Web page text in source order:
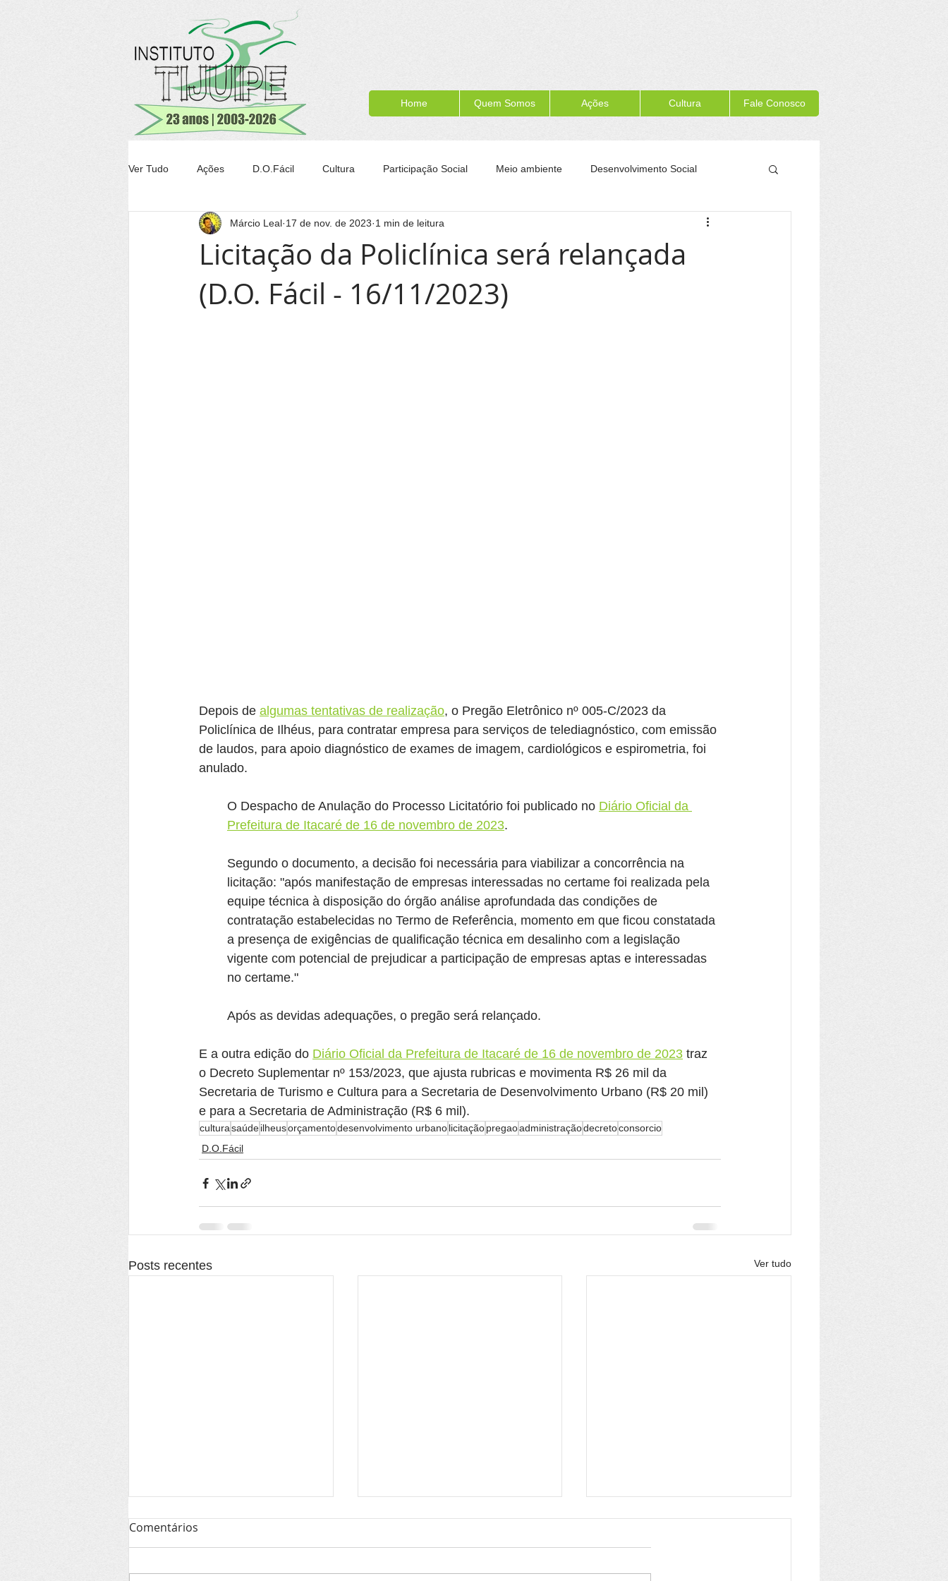
Home Quem Somos Ações Cultura Fale Conosco
Ver Tudo Ações D.O.Fácil Cultura Participação Social Meio ambiente Desenvolvimento Social
Agricultura Transparência Tijuípe Formação para a cidadania Memória Itacaré
Conheça Itacaré
Licitação da Policlínica será relançada
(D.O. Fácil - 16/11/2023)
Márcio Leal 17 de nov. de 2023 1 min de leitura
Depois de algumas tentativas de realização, o Pregão Eletrônico nº 005-C/2023 da
Policlínica de Ilhéus, para contratar empresa para serviços de telediagnóstico, com emissão
de laudos, para apoio diagnóstico de exames de imagem, cardiológicos e espirometria, foi
anulado.
O Despacho de Anulação do Processo Licitatório foi publicado no Diário Oficial da
Prefeitura de Itacaré de 16 de novembro de 2023.
Segundo o documento, a decisão foi necessária para viabilizar a concorrência na
licitação: "após manifestação de empresas interessadas no certame foi realizada pela
equipe técnica à disposição do órgão análise aprofundada das condições de
contratação estabelecidas no Termo de Referência, momento em que ficou constatada
a presença de exigências de qualificação técnica em desalinho com a legislação
vigente com potencial de prejudicar a participação de empresas aptas e interessadas
no certame."
Após as devidas adequações, o pregão será relançado.
E a outra edição do Diário Oficial da Prefeitura de Itacaré de 16 de novembro de 2023 traz
o Decreto Suplementar nº 153/2023, que ajusta rubricas e movimenta R$ 26 mil da
Secretaria de Turismo e Cultura para a Secretaria de Desenvolvimento Urbano (R$ 20 mil)
e para a Secretaria de Administração (R$ 6 mil).
culturasaúdeilheusorçamentodesenvolvimento urbanolicitaçãopregaoadministraçãodecretoconsorcio
D.O.Fácil
Posts recentes Ver tudo
Comentários